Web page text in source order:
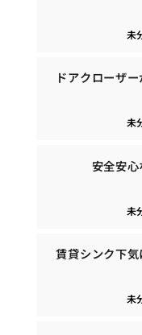
未
ドアクローザ
未
安全安
未
賃貸シンク下
未